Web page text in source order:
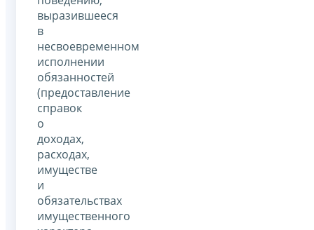
выразившееся
в
несвоевременном
исполнении
обязанностей
(предоставление
справок
о
доходах,
расходах,
имуществе
и
обязательствах
имущественного